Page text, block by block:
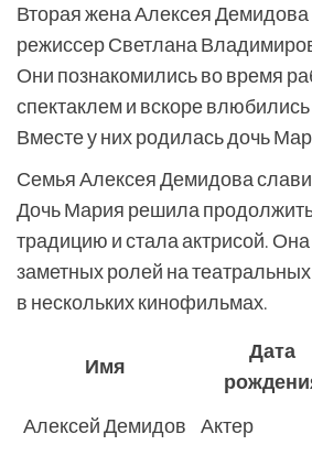
Вторая жена Алексея Демидова
режиссер Светлана
Они познакомились во время
спектаклем и вскоре влюбились
Вместе у них родилась дочь
Семья Алексея Демидова
Дочь Мария решила
традицию и стала актрисой.
заметных ролей на
в нескольких кинофильмах.
Имя
Дата
Алексей Демидов
Актер